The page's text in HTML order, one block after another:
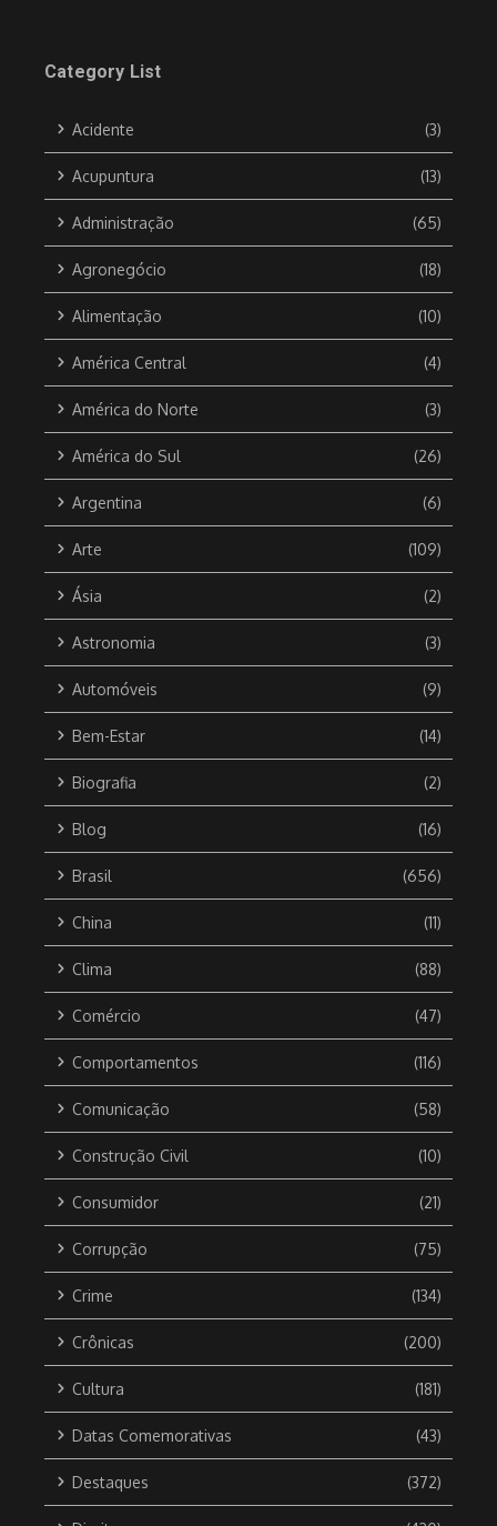
Category List
Acidente (3)
Acupuntura (13)
Administração (65)
Agronegócio (18)
Alimentação (10)
América Central (4)
América do Norte (3)
América do Sul (26)
Argentina (6)
Arte (109)
Ásia (2)
Astronomia (3)
Automóveis (9)
Bem-Estar (14)
Biografia (2)
Blog (16)
Brasil (656)
China (11)
Clima (88)
Comércio (47)
Comportamentos (116)
Comunicação (58)
Construção Civil (10)
Consumidor (21)
Corrupção (75)
Crime (134)
Crônicas (200)
Cultura (181)
Datas Comemorativas (43)
Destaques (372)